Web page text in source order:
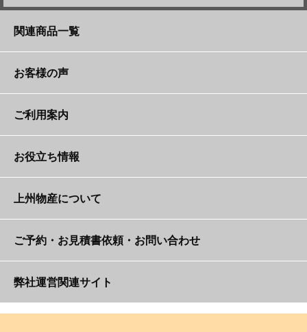
君】
石油ファンヒーター（大）【ファンタ君】
反射式石油ストーブ【ミラーマン】
石油ファンヒーター（小）【ファンちゃん】
アラジンストーブ（白）【アラジン王子】
アラジンストーブ（黒）【マージョ様】
石油ストーブ レインボー【レインボーちゃん】
〈電気〉暖炉【ダン君】
＜単相100V＞家庭用冷暖スポットエアコン【れ
電気こたつ（掛布団付）【コタロー】
遠赤外線大型石油ストーブ【ガーデンキング】
【パラソル君】
ター【パティオ君】
【フェニックス】
【ネオフェニ】
有ﾀｲﾌﾟ)【パティコちゃん】
無ﾀｲﾌﾟ)【UFO君】
ジェットヒーター BRIGHT【ブライト将軍】
ーマス君】
ーマス君】
かがやきジェットヒーター （前面加温タイプ）
かがやきジェットヒーター （全周囲加温タイ
バルシックスPK2【バル君2】
＜50Hz地域限定＞ハンディジェットヒーター
サーキュレーター【竜巻くん】
100cmビッグファン【サーマル君】
大型ファン直流モーター搭載【スピン君】
ング君】
＜三相200V＞大型送風機【ストーム君】
＜三相200V＞大型送排風機【テンペスト君】
関連商品一覧
サーキュレーター【竜巻くん】
ファンヒーター吹き出しガード
ファンヒーター／反射型ストーブ専用ガード
お客様の声
お客様の声
ご利用案内
独自の保証体制
予約・返却方法とレンタルの流れ
支払方法
全国対応・再配達も可能な宅配便でお届け
お役立ち情報
よくいただくご質問
上州物産について
納入実績
メディア掲載
ご予約・お見積書依頼・お問い合わせ
ご予約・お問合せフォーム
弊社運営関連サイト